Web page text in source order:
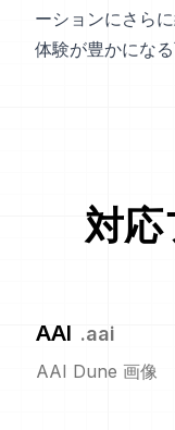
ーションにさら
体験が豊かにな
対応
AAI .aai
AAI Dune 画像